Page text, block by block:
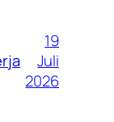
19
Juli
2026